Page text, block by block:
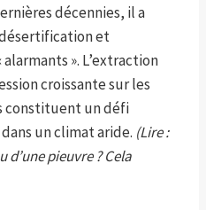
décennies, il a
et
». L’extraction
croissante sur les
constituent un défi
un climat aride. (Lire :
d’une pieuvre ? Cela